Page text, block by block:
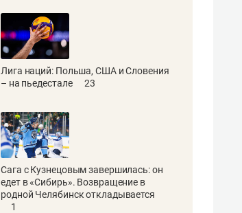
Лига наций: Польша, США и Словения
– на пьедестале
23
Сага с Кузнецовым завершилась: он
едет в «Сибирь». Возвращение в
родной Челябинск откладывается
1